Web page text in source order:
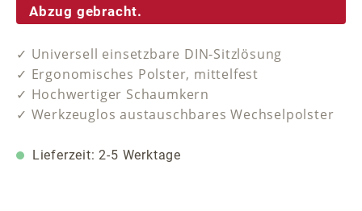
Abzug gebracht.
✓ Universell einsetzbare DIN-Sitzlösung
✓ Ergonomisches Polster, mittelfest
✓ Hochwertiger Schaumkern
✓ Werkzeuglos austauschbares Wechselpolster
Lieferzeit: 2-5 Werktage